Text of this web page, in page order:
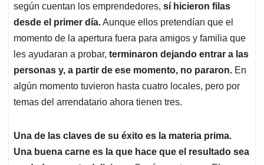
según cuentan los emprendedores, sí hicieron filas
desde el primer día.Aunque ellos pretendían que el
momento de la apertura fuera para amigos y familia que
les ayudaran a probar, terminaron dejando entrar a las
personas y, a partir de ese momento, no pararon. En
algún momento tuvieron hasta cuatro locales, pero por
temas del arrendatario ahora tienen tres.
Una de las claves de su éxito es la materia prima.
Una buena carne es la que hace que el resultado sea